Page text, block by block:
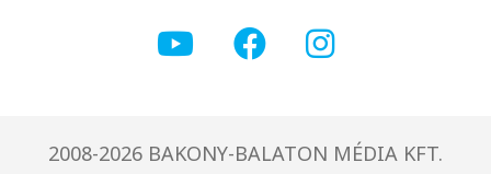
2008-2026 BAKONY-BALATON MÉDIA KFT.